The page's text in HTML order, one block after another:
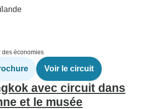
des économies
Voir le circuit
avec circuit dans
et le musée